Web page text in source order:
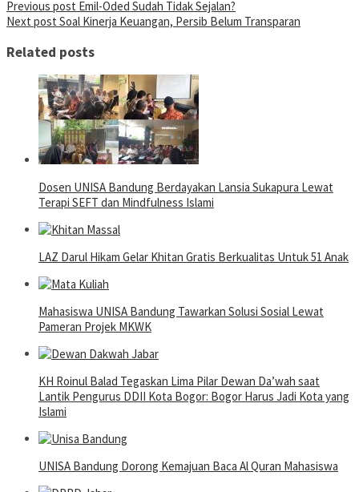
Post
navigation
Previous post Emil-Oded Sudah Tidak Sejalan?
Next post Soal Kinerja Keuangan, Persib Belum Transparan
Related posts
Dosen UNISA Bandung Berdayakan Lansia Sukapura Lewat
Terapi SEFT dan Mindfulness Islami
LAZ Darul Hikam Gelar Khitan Gratis Berkualitas Untuk 51 Anak
Mahasiswa UNISA Bandung Tawarkan Solusi Sosial Lewat
Pameran Projek MKWK
KH Roinul Balad Tegaskan Lima Pilar Dewan Da’wah saat
Lantik Pengurus DDII Kota Bogor: Bogor Harus Jadi Kota yang
Islami
UNISA Bandung Dorong Kemajuan Baca Al Quran Mahasiswa